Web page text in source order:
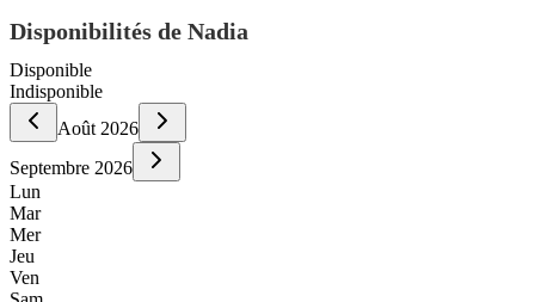
Disponibilités de Nadia
Disponible
Indisponible
Août 2026
Septembre 2026
Lun
Mar
Mer
Jeu
Ven